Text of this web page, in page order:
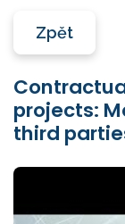
Zpět
projects:
third